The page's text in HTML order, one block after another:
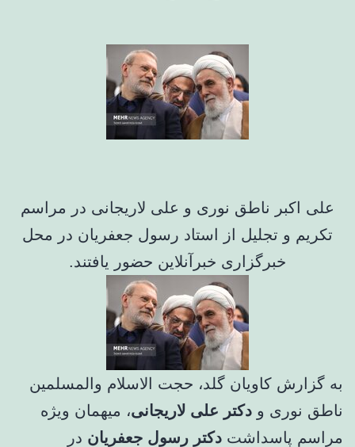
علی اکبر ناطق نوری و علی لاریجانی در مراسم
تکریم و تجلیل از استاد رسول جعفریان در محل
خبرگزاری خبرآنلاین حضور یافتند.
به گزارش کاویان گلد، حجت الاسلام والمسلمین
ناطق نوری و دکتر علی لاریجانی، میهمان ویژه
مراسم پاسداشت دکتر رسول جعفریان در